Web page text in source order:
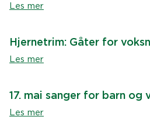
Les mer
Hjernetrim: Gåter for
Les mer
17. mai sanger for barn og
Les mer